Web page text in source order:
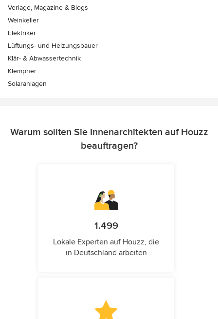
Verlage, Magazine & Blogs
Weinkeller
Elektriker
Lüftungs- und Heizungsbauer
Klär- & Abwassertechnik
Klempner
Solaranlagen
Warum sollten Sie Innenarchitekten auf Houzz
beauftragen?
1.499
Lokale Experten auf Houzz, die
in Deutschland arbeiten